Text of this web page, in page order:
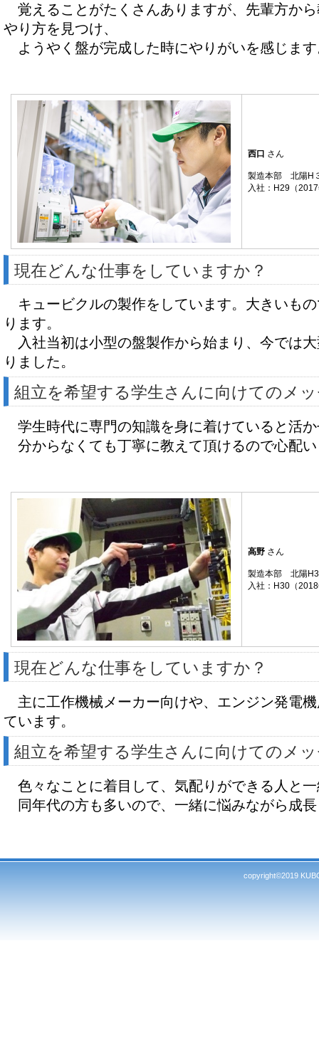
覚えることがたくさんありますが、先輩方か
やり方を見つけ、
ようやく盤が完成した時にやりがいを感じま
西口 さん
製造本部 北陽H
入社：H29（
現在どんな仕事をしていますか？
キュービクルの製作をしています。大きいも
ります。
入社当初は小型の盤製作から始まり、今では
りました。
組立を希望する学生さんに向けてのメ
学生時代に専門の知識を身に着けていると活
分からなくても丁寧に教えて頂けるので心配
高野 さん
製造本部 北陽H3
入社：H30（
現在どんな仕事をしていますか？
主に工作機械メーカー向けや、エンジン発電
ています。
組立を希望する学生さんに向けてのメ
色々なことに着目して、気配りができる人と
同年代の方も多いので、一緒に悩みながら成
copyright©2019